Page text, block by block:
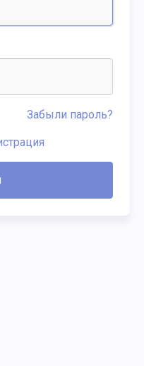
Забыли пароль?